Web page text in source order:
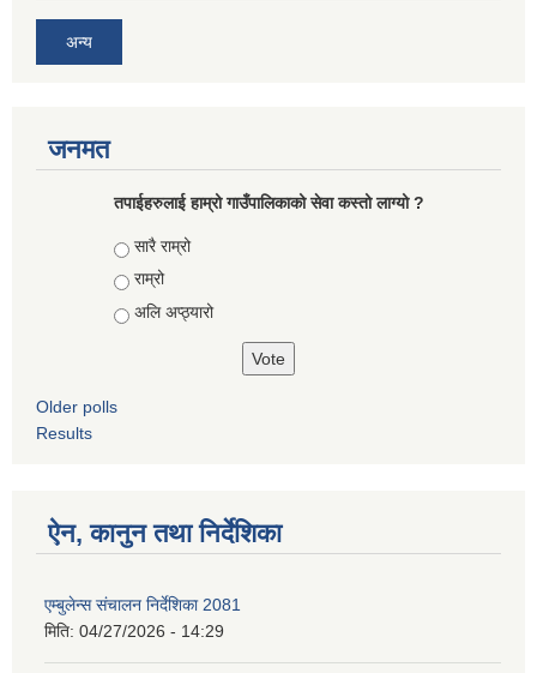
अन्य
जनमत
तपाईहरुलाई हाम्रो गाउँपालिकाको सेवा कस्तो लाग्यो ?
Choices
सारै राम्रो
राम्रो
अलि अप्ठ्यारो
Older polls
Results
ऐन, कानुन तथा निर्देशिका
एम्बुलेन्स संचालन निर्देशिका 2081
मिति: 04/27/2026 - 14:29